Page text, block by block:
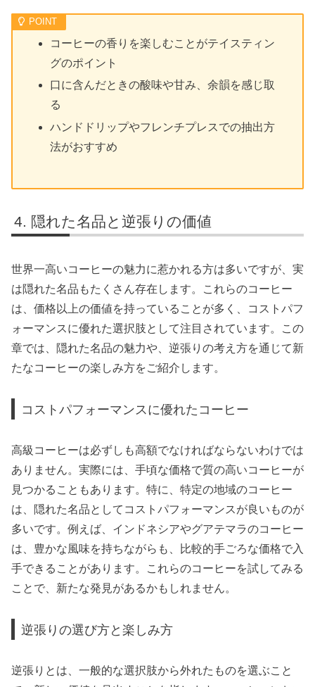
コーヒーの香りを楽しむことがテイスティン
グのポイント
口に含んだときの酸味や甘み、余韻を感じ取
る
ハンドドリップやフレンチプレスでの抽出方
法がおすすめ
隠れた名品と逆張りの価値
世界一高いコーヒーの魅力に惹かれる方は多いですが、実
は隠れた名品もたくさん存在します。これらのコーヒー
は、価格以上の価値を持っていることが多く、コストパフ
ォーマンスに優れた選択肢として注目されています。この
章では、隠れた名品の魅力や、逆張りの考え方を通じて新
たなコーヒーの楽しみ方をご紹介します。
コストパフォーマンスに優れたコーヒー
高級コーヒーは必ずしも高額でなければならないわけでは
ありません。実際には、手頃な価格で質の高いコーヒーが
見つかることもあります。特に、特定の地域のコーヒー
は、隠れた名品としてコストパフォーマンスが良いものが
多いです。例えば、インドネシアやグアテマラのコーヒー
は、豊かな風味を持ちながらも、比較的手ごろな価格で入
手できることがあります。これらのコーヒーを試してみる
ことで、新たな発見があるかもしれません。
逆張りの選び方と楽しみ方
逆張りとは、一般的な選択肢から外れたものを選ぶこと